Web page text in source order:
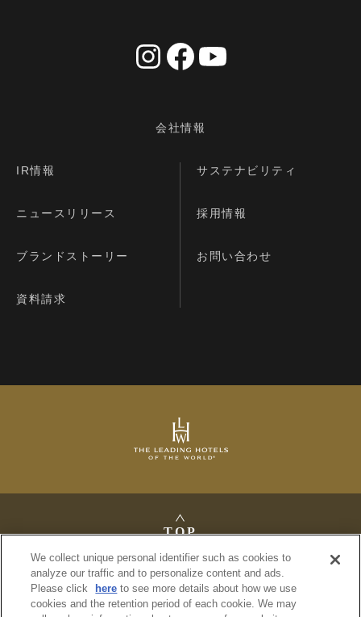
会社情報
IR情報 サステナビリティ
ニュースリリース 採用情報
ブランドストーリー お問い合わせ
資料請求
TOP
We collect unique personal identifier such as cookies to
analyze our traffic and to personalize content and ads.
Please click
here to see more details about how we use
cookies and the retention period of each cookie. We may